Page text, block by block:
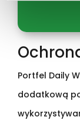
Portfel Daily
dodatkową